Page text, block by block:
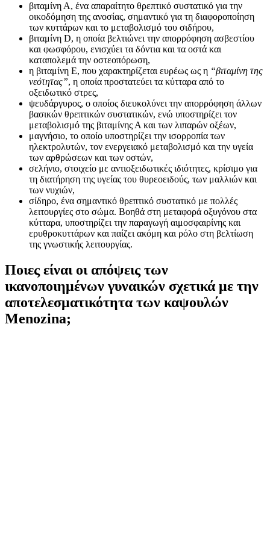
βιταμίνη Α, ένα απαραίτητο θρεπτικό συστατικό για την
οικοδόμηση της ανοσίας, σημαντικό για τη διαφοροποίηση
των κυττάρων και το μεταβολισμό του σιδήρου,
βιταμίνη D, η οποία βελτιώνει την απορρόφηση ασβεστίου
και φωσφόρου, ενισχύει τα δόντια και τα οστά και
καταπολεμά την οστεοπόρωση,
η βιταμίνη Ε, που χαρακτηρίζεται ευρέως ως η “βιταμίνη της
νεότητας”, η οποία προστατεύει τα κύτταρα από το
οξειδωτικό στρες,
ψευδάργυρος, ο οποίος διευκολύνει την απορρόφηση άλλων
βασικών θρεπτικών συστατικών, ενώ υποστηρίζει τον
μεταβολισμό της βιταμίνης Α και των λιπαρών οξέων,
μαγνήσιο, το οποίο υποστηρίζει την ισορροπία των
ηλεκτρολυτών, τον ενεργειακό μεταβολισμό και την υγεία
των αρθρώσεων και των οστών,
σελήνιο, στοιχείο με αντιοξειδωτικές ιδιότητες, κρίσιμο για
τη διατήρηση της υγείας του θυρεοειδούς, των μαλλιών και
των νυχιών,
σίδηρο, ένα σημαντικό θρεπτικό συστατικό με πολλές
λειτουργίες στο σώμα. Βοηθά στη μεταφορά οξυγόνου στα
κύτταρα, υποστηρίζει την παραγωγή αιμοσφαιρίνης και
ερυθροκυττάρων και παίζει ακόμη και ρόλο στη βελτίωση
της γνωστικής λειτουργίας.
Ποιες είναι οι απόψεις των
ικανοποιημένων γυναικών σχετικά με την
αποτελεσματικότητα των καψουλών
Menozina;